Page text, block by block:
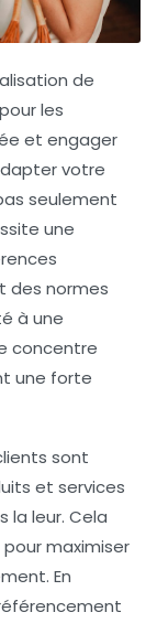
de
les
et engager
votre
seulement
une
des normes
à une
concentre
une forte
sont
et services
la leur. Cela
maximiser
En